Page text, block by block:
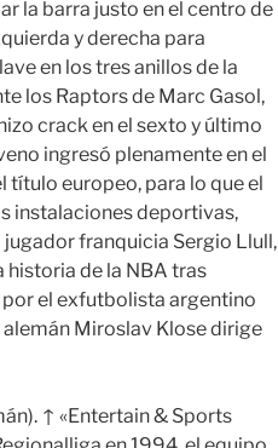
la barra justo en el centro de
y derecha para
en los tres anillos de la
los Raptors de Marc Gasol,
crack en el sexto y último
ingresó plenamente en el
europeo, para lo que el
instalaciones deportivas,
franquicia Sergio Llull,
historia de la NBA tras
el exfutbolista argentino
Miroslav Klose dirige
↑ «Entertain & Sports